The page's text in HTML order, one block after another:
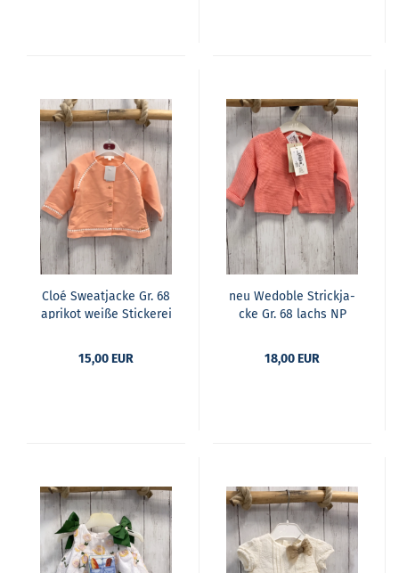
Cloé Sweat­ja­cke Gr. 68
apri­kot weiße Sti­cke­rei
15,00 EUR
neu We­do­ble Strick­ja­
cke Gr. 68 lachs NP
18,00 EUR